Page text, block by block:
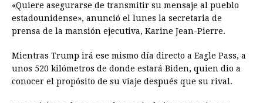
«Quiere asegurarse de transmitir su mensaje al pueblo
estadounidense», anunció el lunes la secretaria de
prensa de la mansión ejecutiva, Karine Jean-Pierre.
Mientras Trump irá ese mismo día directo a Eagle Pass, a
unos 520 kilómetros de donde estará Biden, quien dio a
conocer el propósito de su viaje después que su rival.